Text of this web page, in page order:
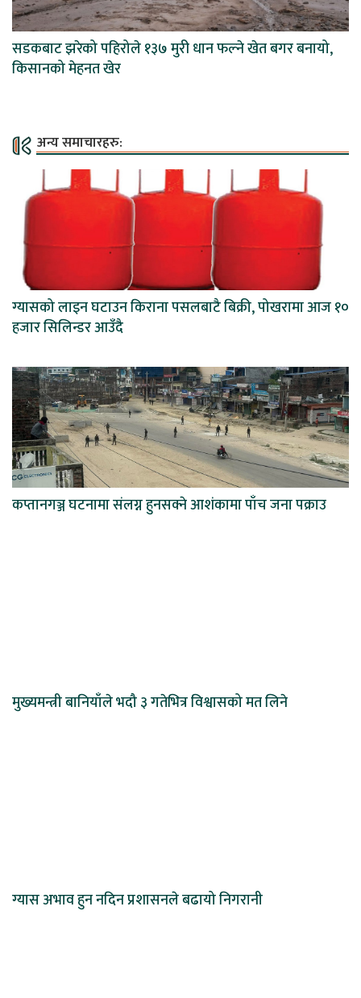
सडकबाट झरेको पहिरोले १३७ मुरी धान फल्ने खेत बगर बनायो,
किसानको मेहनत खेर
अन्य समाचारहरु:
ग्यासको लाइन घटाउन किराना पसलबाटै बिक्री, पोखरामा आज १०
हजार सिलिन्डर आउँदै
कप्तानगञ्ज घटनामा संलग्न हुनसक्ने आशंकामा पाँच जना पक्राउ
मुख्यमन्त्री बानियाँले भदौ ३ गतेभित्र विश्वासको मत लिने
ग्यास अभाव हुन नदिन प्रशासनले बढायो निगरानी